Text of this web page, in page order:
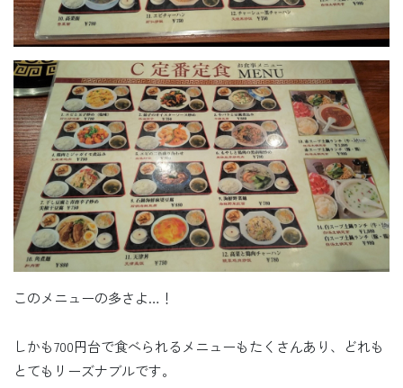
このメニューの多さよ…！
しかも700円台で食べられるメニューもたくさんあり、どれも
とてもリーズナブルです。